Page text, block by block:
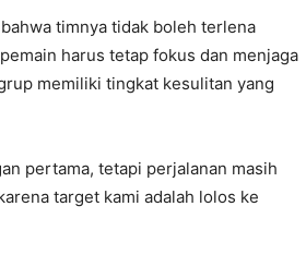
timnya tidak boleh terlena
harus tetap fokus dan menjaga
memiliki tingkat kesulitan yang
pertama, tetapi perjalanan masih
target kami adalah lolos ke